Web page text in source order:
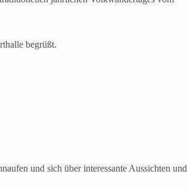
begrüßt.
und sich über interessante Aussichten und